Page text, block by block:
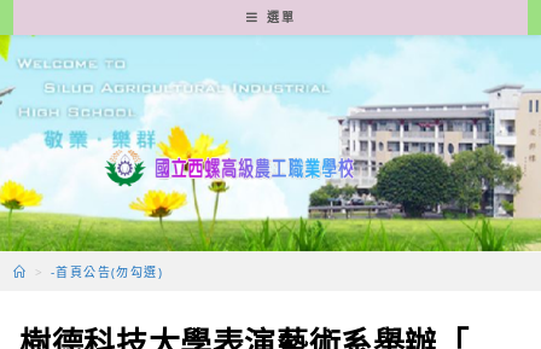
轉
至
要
容
選單
> -首頁公告(勿勾選)